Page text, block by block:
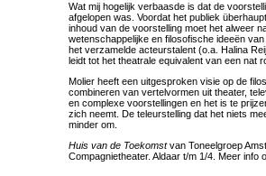
Wat mij hogelijk verbaasde is dat de
afgelopen was. Voordat het publiek
inhoud van de voorstelling moet het alweer
wetenschappelijke en filosofische ideeën
het verzamelde acteurstalent (o.a. Halina
leidt tot het theatrale equivalent van een nat
Molier heeft een uitgesproken visie op de
combineren van vertelvormen uit theater,
en complexe voorstellingen en het is te
zich neemt. De teleurstelling dat het niets
minder om.
Huis van de Toekomstvan Toneelgroep
Compagnietheater. Aldaar t/m 1/4. Meer info